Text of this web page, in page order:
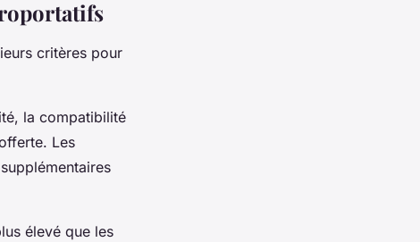
critères pour
la compatibilité
Les
élevé que les